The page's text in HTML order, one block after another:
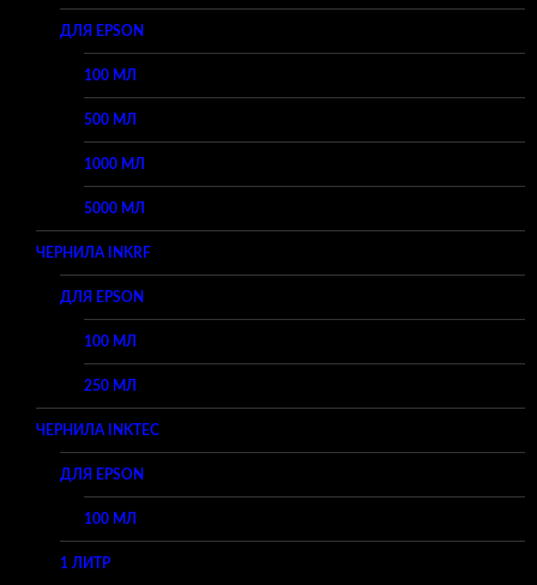
ДЛЯ EPSON
100 МЛ
500 МЛ
1000 МЛ
5000 МЛ
ЧЕРНИЛА INKRF
ДЛЯ EPSON
100 МЛ
250 МЛ
ЧЕРНИЛА INKTEC
ДЛЯ EPSON
100 МЛ
1 ЛИТР